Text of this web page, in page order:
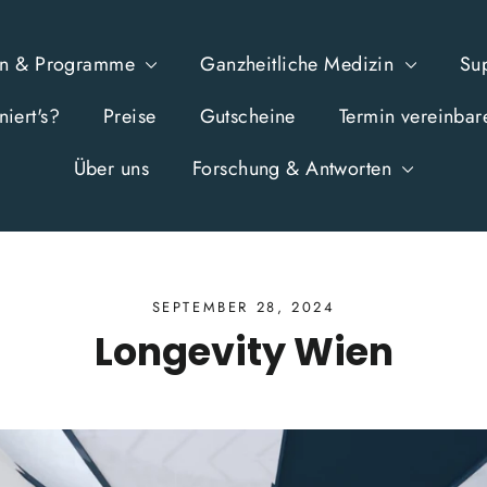
& Programme Ganzheitliche Medizin
Preise Gutscheine Termin
Über uns
Forschung & Antworten
SEPTEMBER 28, 2024
Longevity Wien